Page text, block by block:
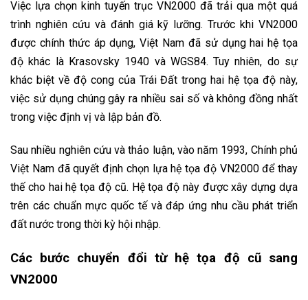
Việc lựa chọn kinh tuyến trục VN2000 đã trải qua một quá
trình nghiên cứu và đánh giá kỹ lưỡng. Trước khi VN2000
được chính thức áp dụng, Việt Nam đã sử dụng hai hệ tọa
độ khác là Krasovsky 1940 và WGS84. Tuy nhiên, do sự
khác biệt về độ cong của Trái Đất trong hai hệ tọa độ này,
việc sử dụng chúng gây ra nhiều sai số và không đồng nhất
trong việc định vị và lập bản đồ.
Sau nhiều nghiên cứu và thảo luận, vào năm 1993, Chính phủ
Việt Nam đã quyết định chọn lựa hệ tọa độ VN2000 để thay
thế cho hai hệ tọa độ cũ. Hệ tọa độ này được xây dựng dựa
trên các chuẩn mực quốc tế và đáp ứng nhu cầu phát triển
đất nước trong thời kỳ hội nhập.
Các bước chuyển đổi từ hệ tọa độ cũ sang
VN2000